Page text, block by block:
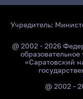
Учредитель:
@ 2002 - 2026
«Саратовский
@ 2002 -